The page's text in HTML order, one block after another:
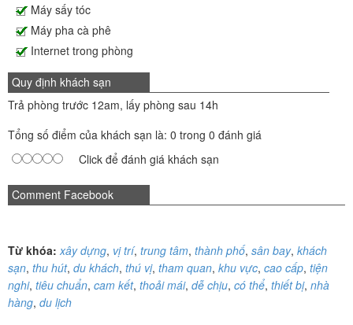
Máy sấy tóc
Máy pha cà phê
Internet trong phòng
Quy định khách sạn
Trả phòng trước 12am, lấy phòng sau 14h
Tổng số điểm của khách sạn là: 0 trong 0 đánh giá
Click để đánh giá khách sạn
Comment Facebook
Từ khóa: xây dựng, vị trí, trung tâm, thành phố, sân bay, khách
sạn, thu hút, du khách, thú vị, tham quan, khu vực, cao cấp, tiện
nghi, tiêu chuẩn, cam kết, thoải mái, dễ chịu, có thể, thiết bị, nhà
hàng, du lịch